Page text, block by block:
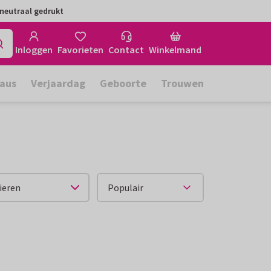
gedrukt
Inloggen Favorieten Contact Winkelmand
Verjaardag Geboorte Trouwen